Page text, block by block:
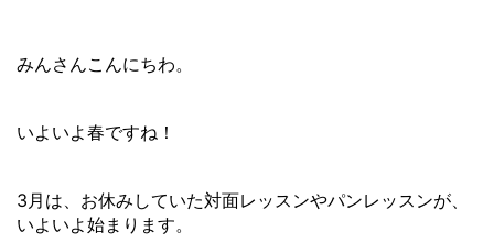
みんさんこんにちわ。
いよいよ春ですね！
3月は、お休みしていた対面レッスンやパンレッスンが、
いよいよ始まります。